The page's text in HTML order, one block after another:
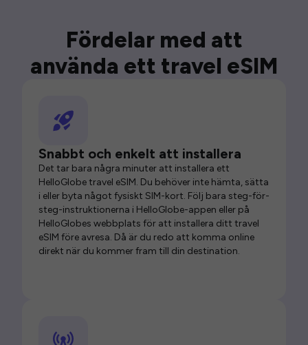
Fördelar med att
använda ett travel eSIM
Snabbt och enkelt att installera
Det tar bara några minuter att installera ett
HelloGlobe travel eSIM. Du behöver inte hämta, sätta
i eller byta något fysiskt SIM-kort. Följ bara steg-för-
steg-instruktionerna i HelloGlobe-appen eller på
HelloGlobes webbplats för att installera ditt travel
eSIM före avresa. Då är du redo att komma online
direkt när du kommer fram till din destination.